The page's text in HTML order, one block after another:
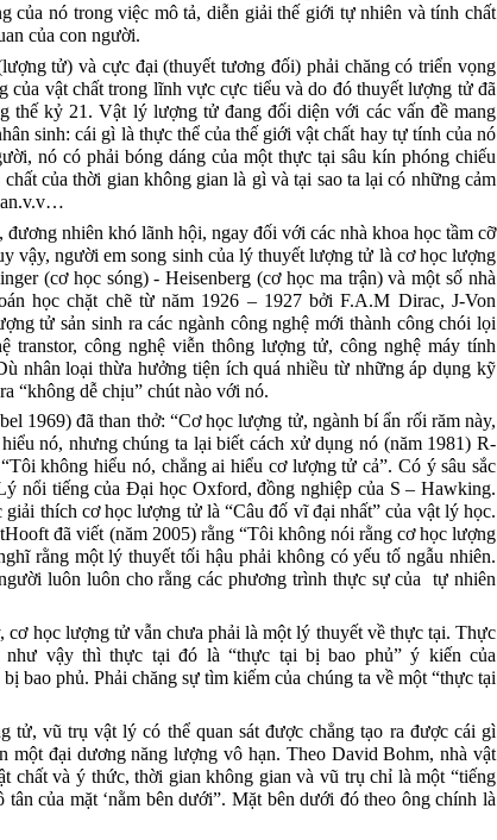
của nó trong việc mô tả, diễn giải thế giới tự nhiên và tính chất
của con người.
tử) và cực đại (thuyết tương đối) phải chăng có triển vọng
của vật chất trong lĩnh vực cực tiểu và do đó thuyết lượng tử đã
thế kỷ 21. Vật lý lượng tử đang đối diện với các vấn đề mang
sinh: cái gì là thực thể của thế giới vật chất hay tự tính của nó
nó có phải bóng dáng của một thực tại sâu kín phóng chiếu
của thời gian không gian là gì và tại sao ta lại có những cảm
nhiên khó lãnh hội, ngay đối với các nhà khoa học tầm cỡ
vậy, người em song sinh của lý thuyết lượng tử là cơ học lượng
(cơ học sóng) - Heisenberg (cơ học ma trận) và một số nhà
học chặt chẽ từ năm 1926 – 1927 bởi F.A.M Dirac, J-Von
tử sản sinh ra các ngành công nghệ mới thành công chói lọi
transtor, công nghệ viễn thông lượng tử, công nghệ máy tính
nhân loại thừa hưởng tiện ích quá nhiều từ những áp dụng kỹ
“không dễ chịu” chút nào với nó.
1969) đã than thở: “Cơ học lượng tử, ngành bí ẩn rối răm này,
nó, nhưng chúng ta lại biết cách xử dụng nó (năm 1981) R-
không hiểu nó, chẳng ai hiểu cơ lượng tử cả”. Có ý sâu sắc
nổi tiếng của Đại học Oxford, đồng nghiệp của S – Hawking.
giải thích cơ học lượng tử là “Câu đố vĩ đại nhất” của vật lý học.
tHooft đã viết (năm 2005) rằng “Tôi không nói rằng cơ học lượng
rằng một lý thuyết tối hậu phải không có yếu tố ngẫu nhiên.
luôn luôn cho rằng các phương trình thực sựcủa tự nhiên
cơ học lượng tử vẫn chưa phải là một lý thuyết về thực tại. Thực
vậy thì thực tại đó là “thực tại bị bao phủ” ý kiến của
bao phủ. Phải chăng sự tìm kiếm của chúng ta về một “thực tại
tử, vũ trụ vật lý có thể quan sát được chẳng tạo ra được cái gì
một đại dương năng lượng vô hạn. Theo David Bohm, nhà vật
chất và ý thức, thời gian không gian và vũ trụ chỉ là một “tiếng
của mặt ‘nằm bên dưới”. Mặt bên dưới đótheo ông chính là